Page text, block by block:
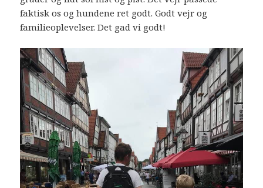
faktisk os og hundene ret godt. Godt vejr og
familieoplevelser. Det gad vi godt!